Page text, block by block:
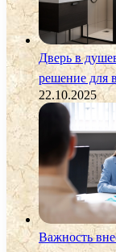
Дверь в
решение для
22.10.2025
Важность